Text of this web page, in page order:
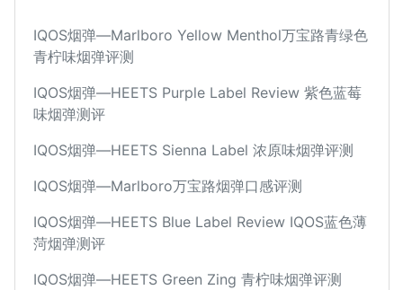
IQOS烟弹—Marlboro Yellow Menthol万宝路青绿色
青柠味烟弹评测
IQOS烟弹—HEETS Purple Label Review 紫色蓝莓
味烟弹测评
IQOS烟弹—HEETS Sienna Label 浓原味烟弹评测
IQOS烟弹—Marlboro万宝路烟弹口感评测
IQOS烟弹—HEETS Blue Label Review IQOS蓝色薄
菏烟弹测评
IQOS烟弹—HEETS Green Zing 青柠味烟弹评测